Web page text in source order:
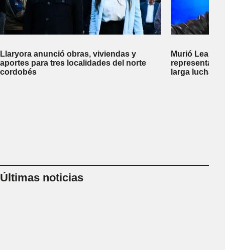
Llaryora anunció obras, viviendas y
aportes para tres localidades del norte
cordobés
Murió
larga lucha
Últimas noticias